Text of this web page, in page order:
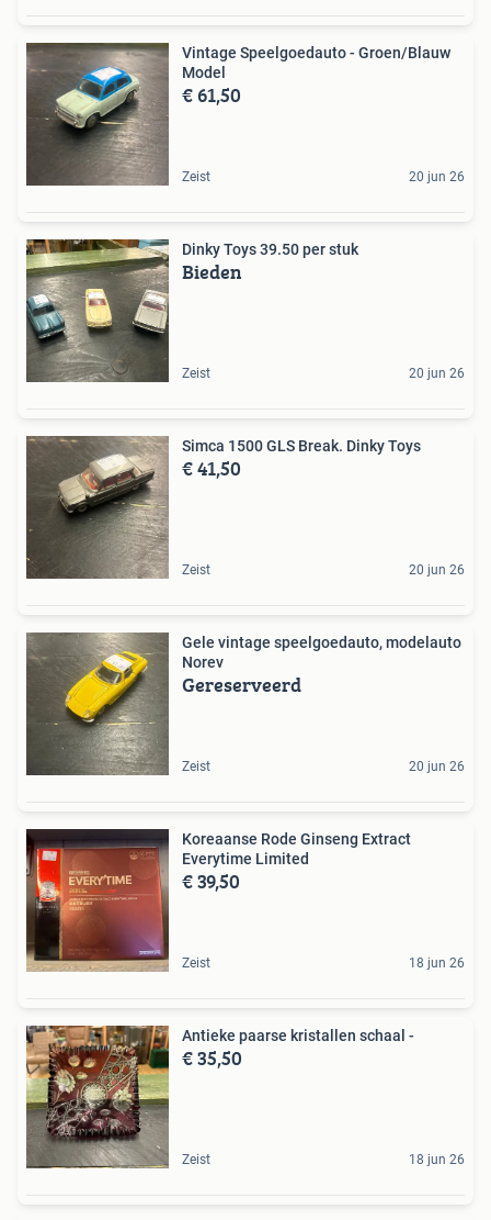
Vintage Speelgoedauto - Groen/Blauw
Model
€ 61,50
Zeist 20 jun 26
Dinky Toys 39.50 per stuk
Bieden
Zeist 20 jun 26
Simca 1500 GLS Break. Dinky Toys
€ 41,50
Zeist 20 jun 26
Gele vintage speelgoedauto, modelauto
Norev
Gereserveerd
Zeist 20 jun 26
Koreaanse Rode Ginseng Extract
Everytime Limited
€ 39,50
Zeist 18 jun 26
Antieke paarse kristallen schaal -
€ 35,50
Zeist 18 jun 26